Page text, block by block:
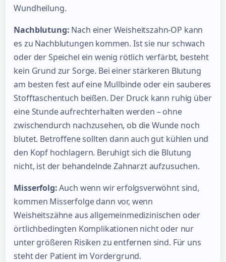
Wundheilung.
Nachblutung: Nach einer Weisheitszahn-OP kann
es zu Nachblutungen kommen. Ist sie nur schwach
oder der Speichel ein wenig rötlich verfärbt, besteht
kein Grund zur Sorge. Bei einer stärkeren Blutung
am besten fest auf eine Mullbinde oder ein sauberes
Stofftaschentuch beißen. Der Druck kann ruhig über
eine Stunde aufrechterhalten werden – ohne
zwischendurch nachzusehen, ob die Wunde noch
blutet. Betroffene sollten dann auch gut kühlen und
den Kopf hochlagern. Beruhigt sich die Blutung
nicht, ist der behandelnde Zahnarzt aufzusuchen.
Misserfolg:Auch wenn wir erfolgsverwöhnt sind,
kommen Misserfolge dann vor, wenn
Weisheitszähne aus allgemeinmedizinischen oder
örtlichbedingten Komplikationen nicht oder nur
unter größeren Risiken zu entfernen sind. Für uns
steht der Patient im Vordergrund.